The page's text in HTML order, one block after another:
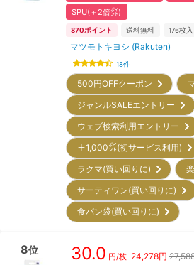
SPU(＋2倍㌽)
870ポイント 送料無料 176枚入
マツモトキヨシ (Rakuten)
18件
500円OFFクーポン
ジャンルSALEエントリー
ウェブ検索利用エントリー
＋1,000㌽(初サービス利用)
ラクマ(買い回りに)
サーティワン(買い回りに)
食パン袋(買い回りに)
8位 30.0 円/枚 24,278円